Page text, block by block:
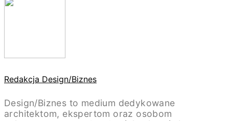
Redakcja Design/Biznes
Design/Biznes to medium dedykowane
architektom, ekspertom oraz osobom